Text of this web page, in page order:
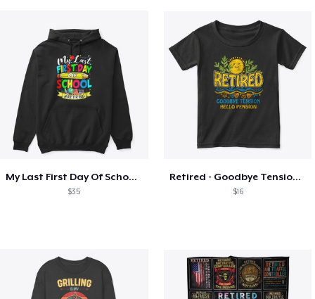
My Last First Day Of School Retiring
$35
Retired - Goodbye Tension Hello Pension
$16